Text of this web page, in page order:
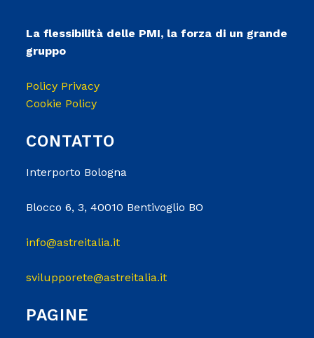
La flessibilità delle PMI, la forza di un grande
gruppo
Policy Privacy
Cookie Policy
CONTATTO
Interporto Bologna
Blocco 6, 3, 40010 Bentivoglio BO
info@astreitalia.it
svilupporete@astreitalia.it
PAGINE